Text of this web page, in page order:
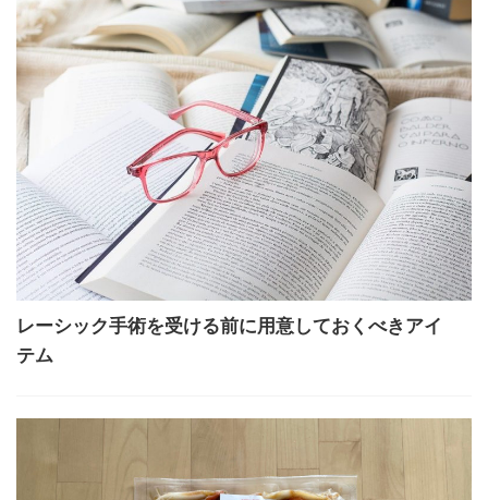
レーシック手術を受ける前に用意しておくべきアイ
テム